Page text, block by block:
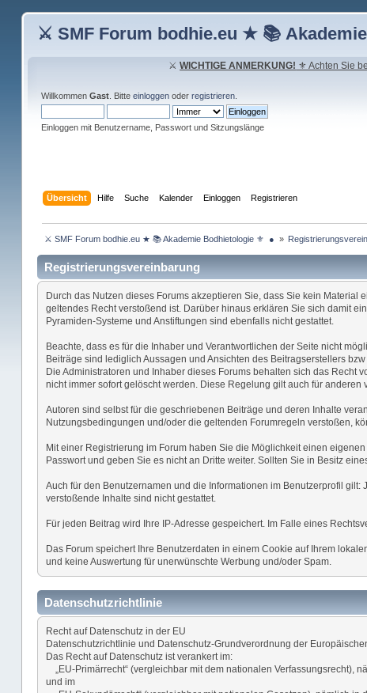
⚔ SMF Forum bodhie.eu ★ 📚
⚔WICHTIGE ANMERKUNG! ⚜ Achten Sie
Willkommen Gast. Bitte einloggenoder registrieren.
Einloggen mit Benutzername, Passwort und Sitzungslänge
Übersicht Hilfe Suche Kalender Einloggen Registrieren
⚔ SMF Forum bodhie.eu ★ 📚 Akademie Bodhietologie ⚜  ● »
Registrierungsvereinbarung
Durch das Nutzen dieses Forums akzeptieren Sie, dass Sie kein
geltendes Recht verstoßend ist. Darüber hinaus erklären Sie sich damit
Pyramiden-Systeme und Anstiftungen sind ebenfalls nicht gestattet.
Beachte, dass es für die Inhaber und Verantwortlichen der Seite nicht
Beiträge sind lediglich Aussagen und Ansichten des Beitragserstellers
Die Administratoren und Inhaber dieses Forums behalten sich das Recht
nicht immer sofort gelöscht werden. Diese Regelung gilt auch für anderen
Autoren sind selbst für die geschriebenen Beiträge und deren Inhalte
Nutzungsbedingungen und/oder die geltenden Forumregeln verstoßen,
Mit einer Registrierung im Forum haben Sie die Möglichkeit einen
Passwort und geben Sie es nicht an Dritte weiter. Sollten Sie in Besitz
Auch für den Benutzernamen und die Informationen im Benutzerprofil
verstoßende Inhalte sind nicht gestattet.
Für jeden Beitrag wird Ihre IP-Adresse gespeichert. Im Falle eines
Das Forum speichert Ihre Benutzerdaten in einem Cookie auf Ihrem
und keine Auswertung für unerwünschte Werbung und/oder Spam.
Datenschutzrichtlinie
Recht auf Datenschutz in der EU
Datenschutzrichtlinie und Datenschutz-Grundverordnung der
Das Recht auf Datenschutz ist verankert im:
„EU-Primärrecht“ (vergleichbar mit dem nationalen Verfassungsrecht),
und im